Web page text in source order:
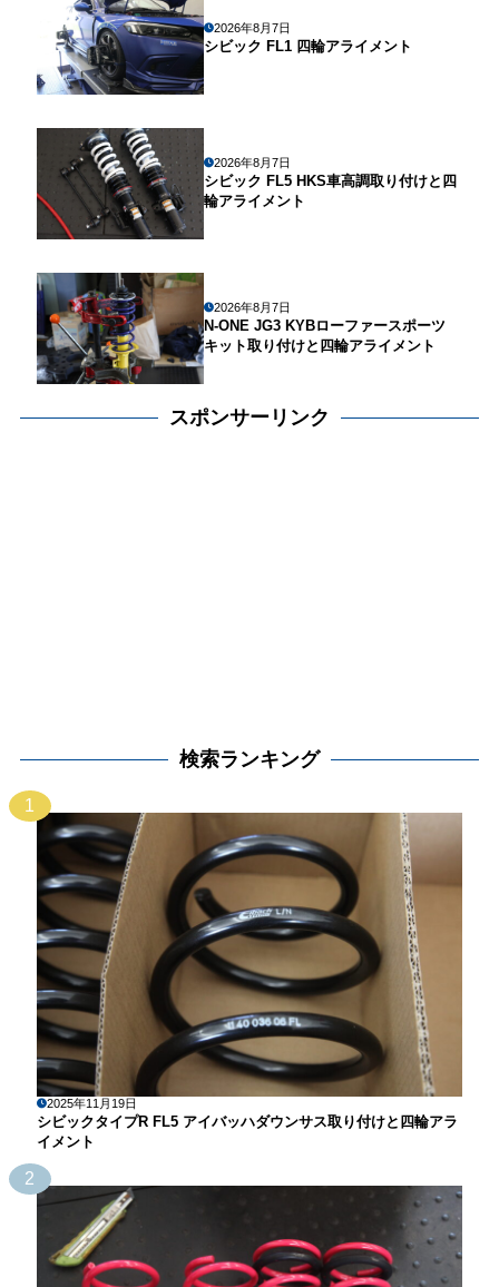
2026年8月7日
シビック FL1 四輪アライメント
2026年8月7日
シビック FL5 HKS車高調取り付けと四
輪アライメント
2026年8月7日
N-ONE JG3 KYBローファースポーツ
キット取り付けと四輪アライメント
スポンサーリンク
検索ランキング
1
2025年11月19日
シビックタイプR FL5 アイバッハダウンサス取り付けと四輪アラ
イメント
2